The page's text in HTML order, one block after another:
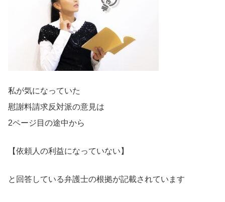
私が気になっていた
慰謝料請求反対派の意見は
2ページ目の途中から
【依頼人の利益になっていない】
と回答している弁護士の根拠が記載されています